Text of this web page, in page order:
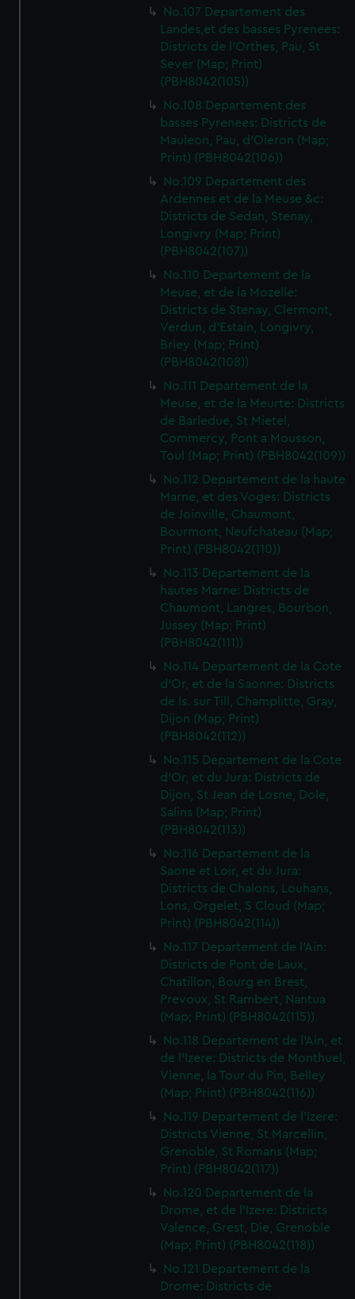
No.107 Departement des
Landes,et des basses Pyrenees:
Districts de l'Orthes, Pau, St
Sever (Map; Print)
(PBH8042(105))
No.108 Departement des
basses Pyrenees: Districts de
Mauleon, Pau, d'Oleron (Map;
Print) (PBH8042(106))
No.109 Departement des
Ardennes et de la Meuse &c:
Districts de Sedan, Stenay,
Longivry (Map; Print)
(PBH8042(107))
No.110 Departement de la
Meuse, et de la Mozelle:
Districts de Stenay, Clermont,
Verdun, d'Estain, Longivry,
Briey (Map; Print)
(PBH8042(108))
No.111 Departement de la
Meuse, et de la Meurte: Districts
de Barledue, St Mietel,
Commercy, Pont a Mousson,
Toul (Map; Print) (PBH8042(109))
No.112 Departement de la haute
Marne, et des Voges: Districts
de Joinville, Chaumont,
Bourmont, Neufchateau (Map;
Print) (PBH8042(110))
No.113 Departement de la
hautes Marne: Districts de
Chaumont, Langres, Bourbon,
Jussey (Map; Print)
(PBH8042(111))
No.114 Departement de la Cote
d'Or, et de la Saonne: Districts
de Is. sur Till, Champlitte, Gray,
Dijon (Map; Print)
(PBH8042(112))
No.115 Departement de la Cote
d'Or, et du Jura: Districts de
Dijon, St Jean de Losne, Dole,
Salins (Map; Print)
(PBH8042(113))
No.116 Departement de la
Saone et Loir, et du Jura:
Districts de Chalons, Louhans,
Lons, Orgelet, S Cloud (Map;
Print) (PBH8042(114))
No.117 Departement de l'Ain:
Districts de Pont de Laux,
Chatillon, Bourg en Brest,
Prevoux, St Rambert, Nantua
(Map; Print) (PBH8042(115))
No.118 Departement de l'Ain, et
de l'Izere: Districts de Monthuel,
Vienne, la Tour du Pin, Belley
(Map; Print) (PBH8042(116))
No.119 Departement de l'Izere:
Districts Vienne, St Marcellin,
Grenoble, St Romans (Map;
Print) (PBH8042(117))
No.120 Departement de la
Drome, et de l'Izere: Districts
Valence, Grest, Die, Grenoble
(Map; Print) (PBH8042(118))
No.121 Departement de la
Drome: Districts de